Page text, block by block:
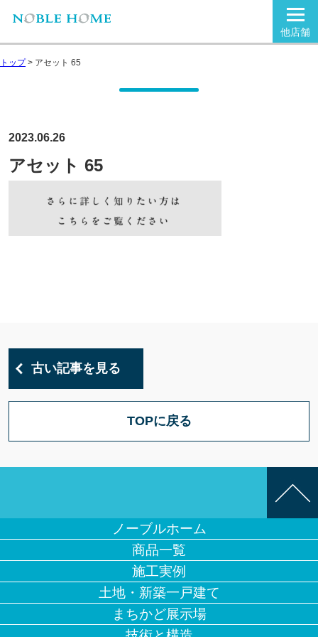
他店舗
トップ> アセット 65
2023.06.26
アセット 65
古い記事を見る
TOPに戻る
ノーブルホーム
商品一覧
施工実例
土地・新築一戸建て
まちかど展示場